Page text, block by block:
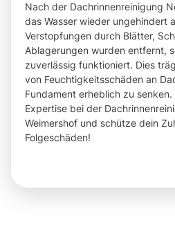
Nach der Dachrinnenreinigung
das Wasser wieder ungehindert
Verstopfungen durch Blätter,
Ablagerungen wurden entfernt,
zuverlässig funktioniert. Dies
von Feuchtigkeitsschäden an
Fundament erheblich zu
Expertise bei der
Weimershof und schütze dein
Folgeschäden!